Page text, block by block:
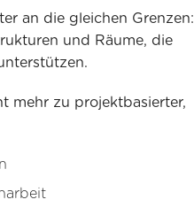
an die gleichen Grenzen:
und Räume, die
mehr zu projektbasierter,